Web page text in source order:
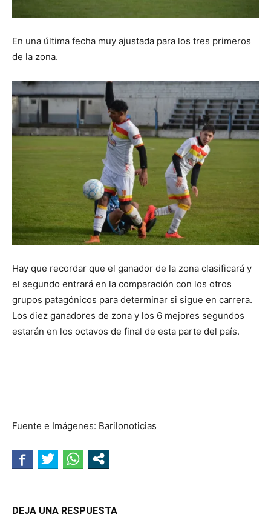
En una última fecha muy ajustada para los tres primeros
de la zona.
Hay que recordar que el ganador de la zona clasificará y
el segundo entrará en la comparación con los otros
grupos patagónicos para determinar si sigue en carrera.
Los diez ganadores de zona y los 6 mejores segundos
estarán en los octavos de final de esta parte del país.
Fuente e Imágenes: Barilonoticias
DEJA UNA RESPUESTA